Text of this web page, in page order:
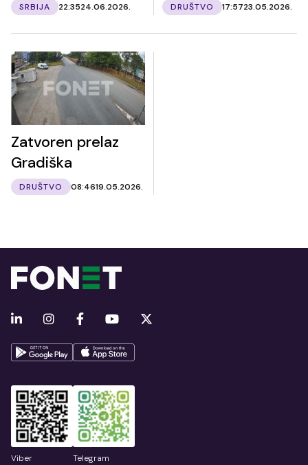
SRBIJA 22:3524.06.2026. DRUŠTVO 17:5723.05.2026.
Zatvoren prelaz
Gradiška
DRUŠTVO 08:4619.05.2026.
Viber Telegram